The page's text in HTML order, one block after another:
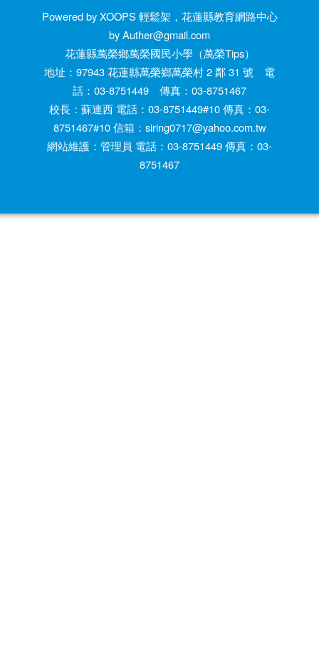
Powered by XOOPS 輕鬆架，花蓮縣教育網路中心
by Auther@gmail.com
花蓮縣萬榮鄉萬榮國民小學（萬榮Tips）
地址：97943 花蓮縣萬榮鄉萬榮村 2 鄰 31 號 電
話：03-8751449 傳真：03-8751467
校長：蘇連西 電話：03-8751449#10 傳真：03-
8751467#10 信箱：siring0717@yahoo.com.tw
網站維護：管理員 電話：03-8751449 傳真：03-
8751467